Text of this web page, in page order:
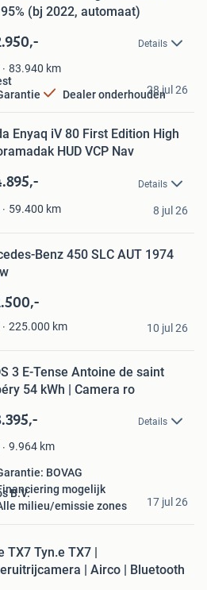
(bj 2022, automaat)
Details
83.940 km
Dealer onderhouden28 jul 26
Enyaq iV 80 First Edition High
HUD VCP Nav
Details
59.400 km 8 jul 26
Benz 450 SLC AUT 1974
225.000 km 10 jul 26
3 E-Tense Antoine de saint
54 kWh | Camera ro
Details
9.964 km
BOVAG
mogelijk
milieu/emissie zones
B.V.
17 jul 26
TX7 Tyn.e TX7 |
| Airco | Bluetooth